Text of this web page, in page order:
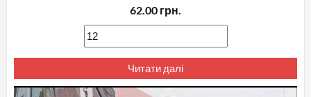
62.00 грн.
Читати далі